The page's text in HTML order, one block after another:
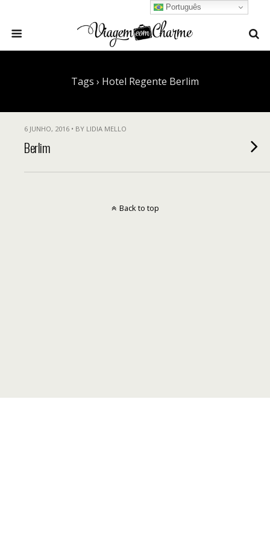
Tags › Hotel Regente Berlim
6 JUNHO, 2016 • BY LIDIA MELLO
Berlim
Português
Back to top